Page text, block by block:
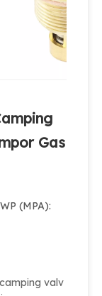
Gas
(MPA):
valv